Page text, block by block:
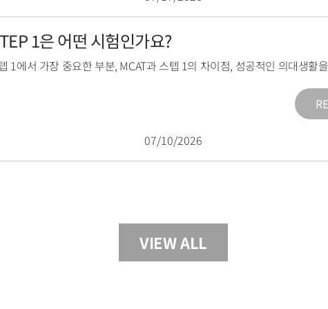
1은 어떤 시험인가요?
1에서 가장 중요한 부분, MCAT과 스텝 1의 차이점, 성공적인 의대생활
07/10/2026
VIEW ALL